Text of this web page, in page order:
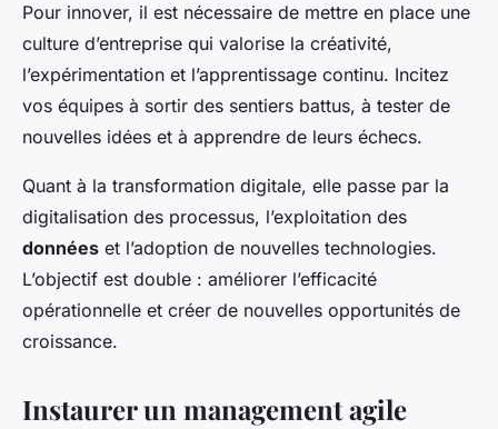
Pour innover, il est nécessaire de mettre en place une
culture d’entreprise qui valorise la créativité,
l’expérimentation et l’apprentissage continu. Incitez
vos équipes à sortir des sentiers battus, à tester de
nouvelles idées et à apprendre de leurs échecs.
Quant à la transformation digitale, elle passe par la
digitalisation des processus, l’exploitation des
données et l’adoption de nouvelles technologies.
L’objectif est double : améliorer l’efficacité
opérationnelle et créer de nouvelles opportunités de
croissance.
Instaurer un management agile